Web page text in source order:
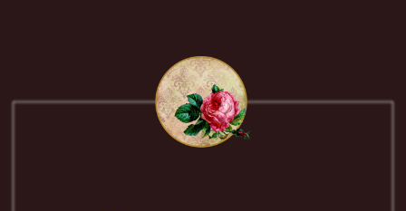
выбирают наши
клиенты?
Умение слушать Вас